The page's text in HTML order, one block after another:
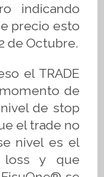
indicando
precio esto
de Octubre.
el TRADE
de
de stop
el trade no
nivel es el
loss y que